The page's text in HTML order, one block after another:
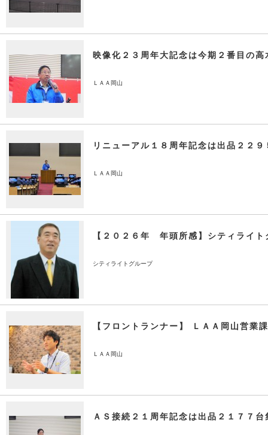
映像化２３周年大記念は今期２番目の高
ＬＡＡ岡山
リニューアル１８周年記念は出品２２９
ＬＡＡ岡山
【２０２６年 年頭所感】シティラ
シティライトグループ
【フロントランナー】 ＬＡＡ岡山営業
ＬＡＡ岡山
ＡＳ接続２１周年記念は出品２１７７台